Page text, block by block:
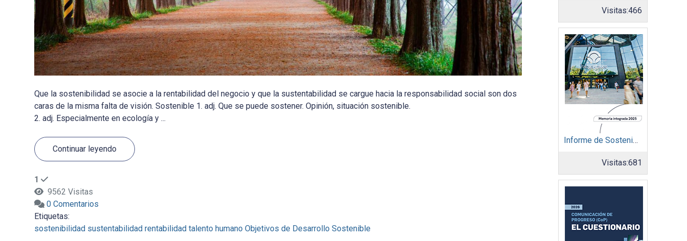
Que la sostenibilidad se asocie a la rentabilidad del negocio y que la sustentabilidad se cargue hacia la responsabilidad social son dos
caras de la misma falta de visión. Sostenible 1. adj. Que se puede sostener. Opinión, situación sostenible.
2. adj. Especialmente en ecología y ...
Continuar leyendo
1
9562 Visitas
0 Comentarios
Etiquetas:
sostenibilidad sustentabilidad rentabilidad talento humano Objetivos de Desarrollo Sostenible
Visitas:466
Informe de Sostenibilidad 2025: Parque Arauco
Visitas:681